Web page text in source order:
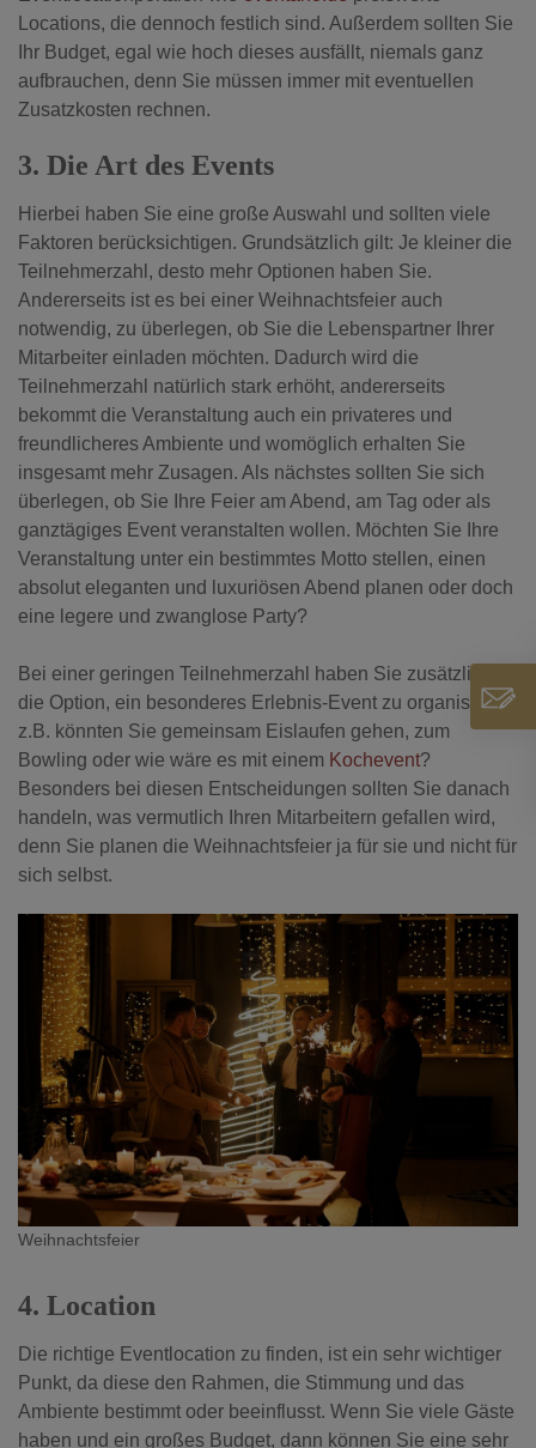
Locations, die dennoch festlich sind. Außerdem sollten Sie
Ihr Budget, egal wie hoch dieses ausfällt, niemals ganz
aufbrauchen, denn Sie müssen immer mit eventuellen
Zusatzkosten rechnen.
3. Die Art des Events
Hierbei haben Sie eine große Auswahl und sollten viele
Faktoren berücksichtigen. Grundsätzlich gilt: Je kleiner die
Teilnehmerzahl, desto mehr Optionen haben Sie.
Andererseits ist es bei einer Weihnachtsfeier auch
notwendig, zu überlegen, ob Sie die Lebenspartner Ihrer
Mitarbeiter einladen möchten. Dadurch wird die
Teilnehmerzahl natürlich stark erhöht, andererseits
bekommt die Veranstaltung auch ein privateres und
freundlicheres Ambiente und womöglich erhalten Sie
insgesamt mehr Zusagen. Als nächstes sollten Sie sich
überlegen, ob Sie Ihre Feier am Abend, am Tag oder als
ganztägiges Event veranstalten wollen. Möchten Sie Ihre
Veranstaltung unter ein bestimmtes Motto stellen, einen
absolut eleganten und luxuriösen Abend planen oder doch
eine legere und zwanglose Party?
Bei einer geringen Teilnehmerzahl haben Sie zusätzlich
die Option, ein besonderes Erlebnis-Event zu organisieren,
z.B. könnten Sie gemeinsam Eislaufen gehen, zum
Bowling oder wie wäre es mit einem Kochevent?
Besonders bei diesen Entscheidungen sollten Sie danach
handeln, was vermutlich Ihren Mitarbeitern gefallen wird,
denn Sie planen die Weihnachtsfeier ja für sie und nicht für
sich selbst.
Weihnachtsfeier
4. Location
Die richtige Eventlocation zu finden, ist ein sehr wichtiger
Punkt, da diese den Rahmen, die Stimmung und das
Ambiente bestimmt oder beeinflusst. Wenn Sie viele Gäste
haben und ein großes Budget, dann können Sie eine sehr